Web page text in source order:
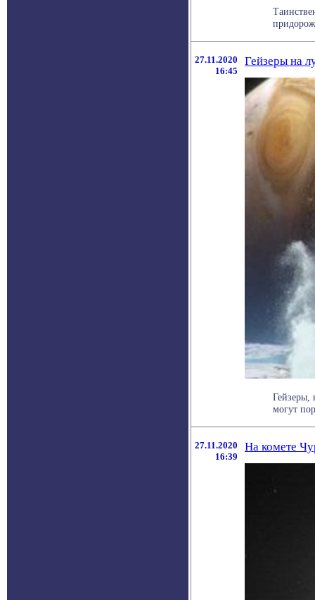
27.11.2020
16:45
Гейзеры на
Гейзеры,
могут
27.11.2020
16:39
На комете